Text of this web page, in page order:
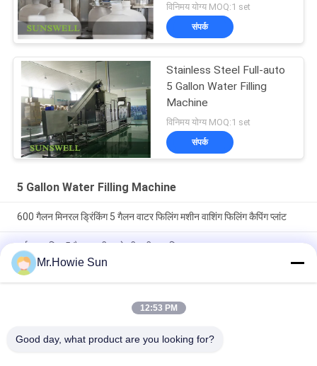
विनिमय योग्य MOQ:1 set
संपर्क
Stainless Steel Full-auto
5 Gallon Water Filling
Machine
विनिमय योग्य MOQ:1 set
संपर्क
5 Gallon Water Filling Machine
600 गैलन मिनरल ड्रिंकिंग 5 गैलन वाटर फिलिंग मशीन वाशिंग फिलिंग कैपिंग प्लांट
पूर्ण स्वचालित 5 गैलन पानी भरने की मशीन, खनिज शुद्ध जल उत्पादन लाइन
पूरी तरह से स्वचालित 3 गैलन 5 गैलन पानी भरने की मशीन शुद्ध जल उत्पादन लाइन
लोकप्रिय श्रेणियां
Mr.Howie Sun
12:53 PM
Good day, what product are you looking for?